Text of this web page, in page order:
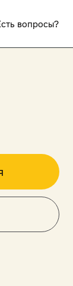
вопросы?